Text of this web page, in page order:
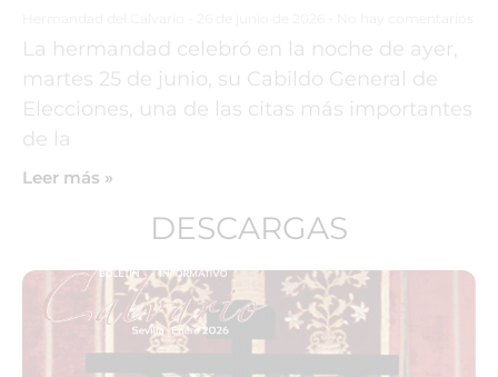
La hermandad celebró en la noche de ayer,
martes 25 de junio, su Cabildo General de
Elecciones, una de las citas más importantes
de la
Leer más »
DESCARGAS